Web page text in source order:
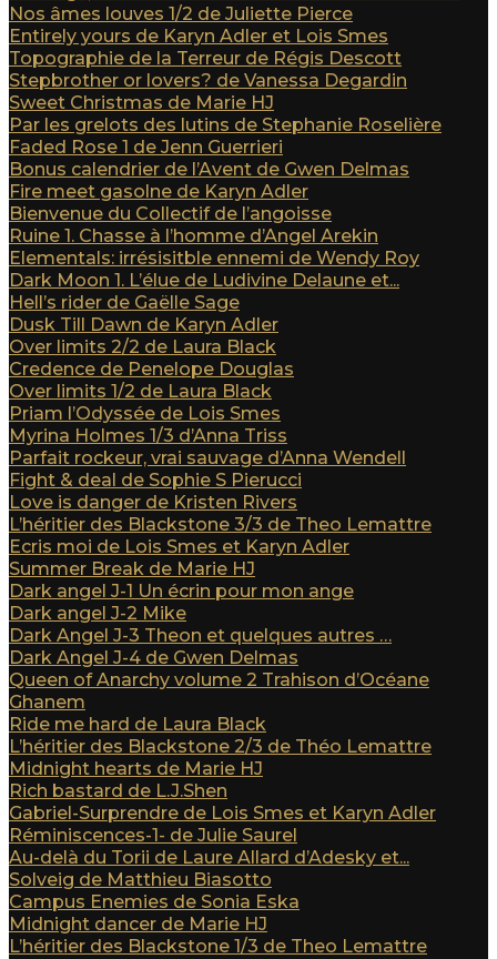
Nos âmes louves 1/2 de Juliette Pierce
Entirely yours de Karyn Adler et Lois Smes
Topographie de la Terreur de Régis Descott
Stepbrother or lovers? de Vanessa Degardin
Sweet Christmas de Marie HJ
Par les grelots des lutins de Stephanie Roselière
Faded Rose 1 de Jenn Guerrieri
Bonus calendrier de l’Avent de Gwen Delmas
Fire meet gasolne de Karyn Adler
Bienvenue du Collectif de l’angoisse
Ruine 1. Chasse à l’homme d’Angel Arekin
Elementals: irrésisitble ennemi de Wendy Roy
Dark Moon 1. L’élue de Ludivine Delaune et...
Hell’s rider de Gaëlle Sage
Dusk Till Dawn de Karyn Adler
Over limits 2/2 de Laura Black
Credence de Penelope Douglas
Over limits 1/2 de Laura Black
Priam l’Odyssée de Lois Smes
Myrina Holmes 1/3 d’Anna Triss
Parfait rockeur, vrai sauvage d’Anna Wendell
Fight & deal de Sophie S Pierucci
Love is danger de Kristen Rivers
L’héritier des Blackstone 3/3 de Theo Lemattre
Ecris moi de Lois Smes et Karyn Adler
Summer Break de Marie HJ
Dark angel J-1 Un écrin pour mon ange
Dark angel J-2 Mike
Dark Angel J-3 Theon et quelques autres …
Dark Angel J-4 de Gwen Delmas
Queen of Anarchy volume 2 Trahison d’Océane
Ghanem
Ride me hard de Laura Black
L’héritier des Blackstone 2/3 de Théo Lemattre
Midnight hearts de Marie HJ
Rich bastard de L.J.Shen
Gabriel-Surprendre de Lois Smes et Karyn Adler
Réminiscences-1- de Julie Saurel
Au-delà du Torii de Laure Allard d’Adesky et...
Solveig de Matthieu Biasotto
Campus Enemies de Sonia Eska
Midnight dancer de Marie HJ
L’héritier des Blackstone 1/3 de Theo Lemattre